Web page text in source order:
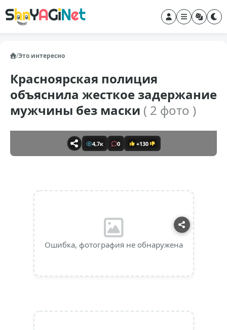
/Это интересно
Красноярская полиция
объяснила жесткое задержание
мужчины без маски ( 2 фото )
4,7к 0 +130
Ошибка, фотография не обнаружена